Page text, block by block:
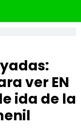
ver EN
ida de la